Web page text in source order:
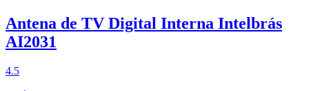
Antena de TV Digital Interna Intelbrás
AI2031
4.5